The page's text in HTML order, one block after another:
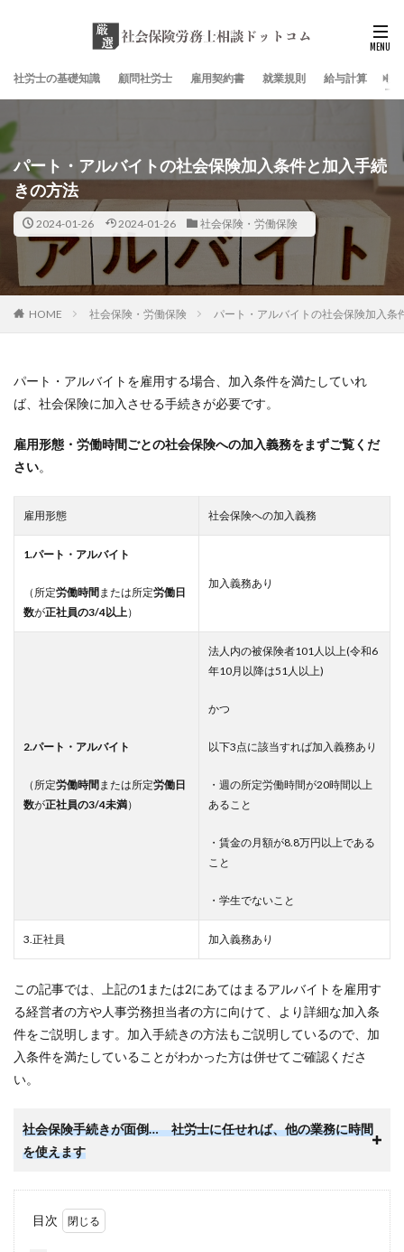
社労士の基礎知識 顧問社労士 雇用契約書 就業規則 給与計算 社
パート・アルバイトの社会保険加入条件と加入手続
きの方法
2024-01-26 2024-01-26 社会保険・労働保険
HOME 社会保険・労働保険 パート・アルバイトの社会保険加入条
パート・アルバイトを雇用する場合、加入条件を満たしていれ
ば、社会保険に加入させる手続きが必要です。
雇用形態・労働時間ごとの社会保険への加入義務をまずご覧くだ
さい。
雇用形態 社会保険への加入義務
1.パート・アルバイト
（所定労働時間 または所定労働日
数が正社員の3/4以上）
加入義務あり
2.パート・アルバイト
（所定労働時間 または所定労働日
数が正社員の3/4未満）
法人内の被保険者101人以上(令和6
年10月以降は51人以上)
かつ
以下3点に該当すれば加入義務あり
・週の所定労働時間が20時間以上
あること
・賃金の月額が8.8万円以上である
こと
・学生でないこと
3.正社員 加入義務あり
この記事では、上記の1または2にあてはまるアルバイトを雇用す
る経営者の方や人事労務担当者の方に向けて、より詳細な加入条
件をご説明します。加入手続きの方法もご説明しているので、加
入条件を満たしていることがわかった方は併せてご確認くださ
い。
社会保険手続きが面倒… 社労士に任せれば、他の業務に時間
を使えます
目次